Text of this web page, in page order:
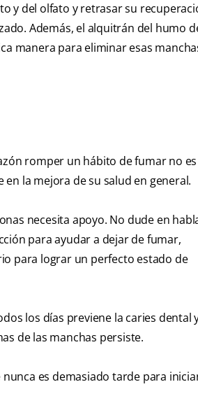
y del olfato y retrasar su
Además, el alquitrán del humo
manera para eliminar esas
romper un hábito de fumar no es
la mejora de su salud en general.
necesita apoyo. No dude en
para ayudar a dejar de fumar,
para lograr un perfecto estado de
los días previene la caries dental
de las manchas persiste.
es demasiado tarde para